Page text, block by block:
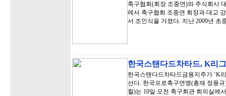
축구협회(회장 조중연)와 주식회사
에서 축구협회 조중연 회장과 대교
서 조인식을 가졌다. 지난 2009년 초
한국스탠다드차타드, K리
한국스탠다드차타드금융지주가 ‘K
선다. 한국프로축구연맹(총재 정몽
힐)는 10일 오전 축구회관 회의실에